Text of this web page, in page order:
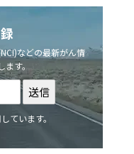
などの最新がん情
す。
ています。